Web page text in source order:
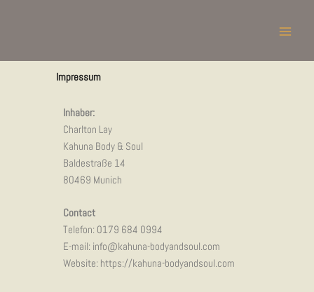
Impressum
Inhaber:
Charlton Lay
Kahuna Body & Soul
Baldestraße 14
80469 Munich
Contact
Telefon: 0179 684 0994
E-mail: info@kahuna-bodyandsoul.com
Website: https://kahuna-bodyandsoul.com